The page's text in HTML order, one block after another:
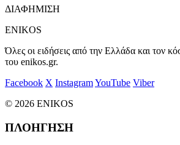
ΔΙΑΦΗΜΙΣΗ
ENIKOS
Όλες οι ειδήσεις από την Ελλάδα και τον
του enikos.gr.
Facebook X InstagramYouTube Viber
© 2026 ENIKOS
ΠΛΟΗΓΗΣΗ